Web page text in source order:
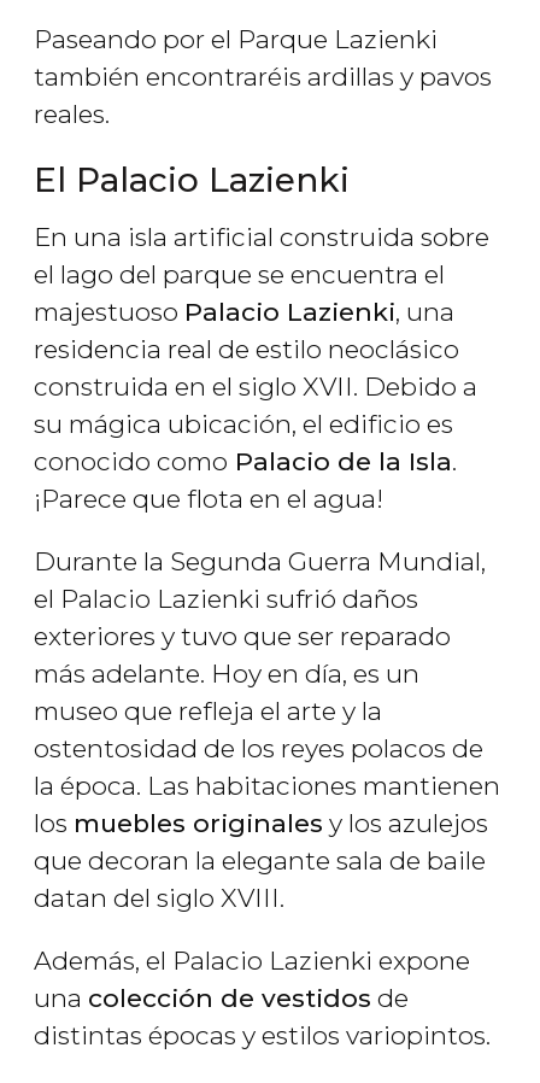
Paseando por el Parque Lazienki
también encontraréis ardillas y pavos
reales.
El Palacio Lazienki
En una isla artificial construida sobre
el lago del parque se encuentra el
majestuoso Palacio Lazienki, una
residencia real de estilo neoclásico
construida en el siglo XVII. Debido a
su mágica ubicación, el edificio es
conocido como Palacio de la Isla.
¡Parece que flota en el agua!
Durante la Segunda Guerra Mundial,
el Palacio Lazienki sufrió daños
exteriores y tuvo que ser reparado
más adelante. Hoy en día, es un
museo que refleja el arte y la
ostentosidad de los reyes polacos de
la época. Las habitaciones mantienen
los muebles originales y los azulejos
que decoran la elegante sala de baile
datan del siglo XVIII.
Además, el Palacio Lazienki expone
una colección de vestidos de
distintas épocas y estilos variopintos.